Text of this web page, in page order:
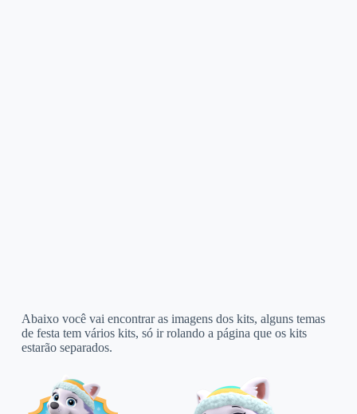
Abaixo você vai encontrar as imagens dos kits, alguns temas
de festa tem vários kits, só ir rolando a página que os kits
estarão separados.